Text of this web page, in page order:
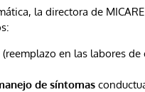
la directora de
(reemplazo en las labores de
de síntomas